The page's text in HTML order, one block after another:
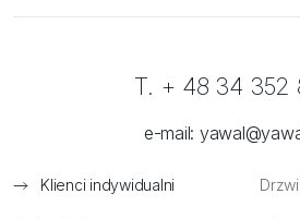
Klienci indywidualni
T. + 48 34 352
e-mail: